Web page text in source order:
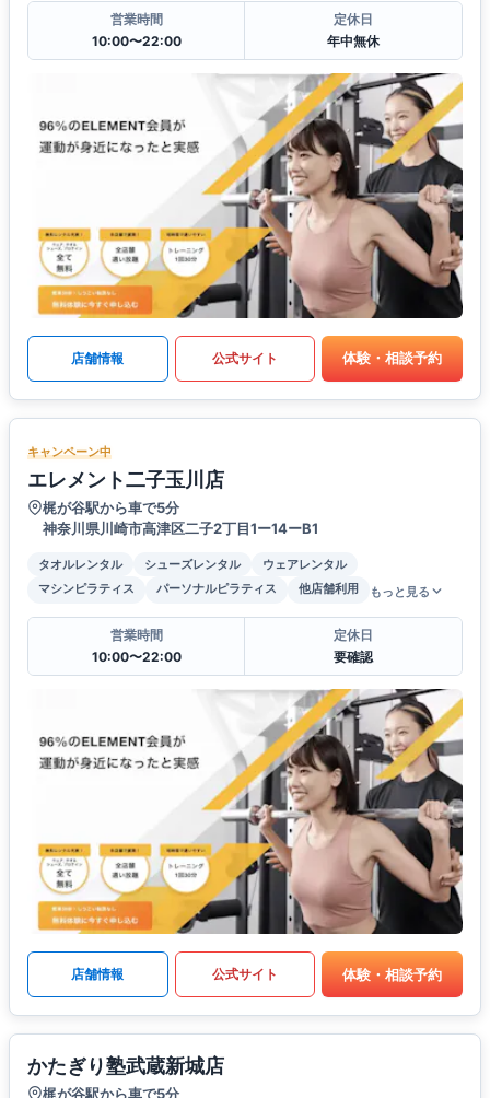
営業時間
10:00〜22:00
定休日
年中無休
店舗情報 公式サイト 体験・相談予約
キャンペーン中
エレメント二子玉川店
梶が谷駅から車で5分
神奈川県川崎市高津区二子2丁目1ー14ーB1
タオルレンタル シューズレンタル
ウェアレンタル
マシンピラティス
パーソナルピラティス 他店舗利用 もっと見る
営業時間
10:00〜22:00
定休日
要確認
店舗情報 公式サイト 体験・相談予約
かたぎり塾武蔵新城店
梶が谷駅から車で5分